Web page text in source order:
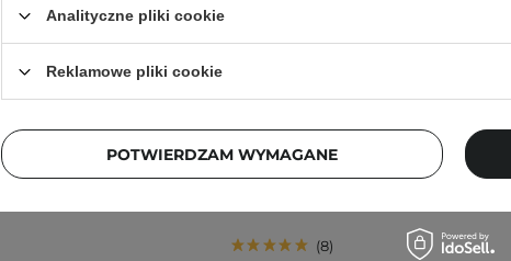
EQQUALBERRY - Bakuchiol
Plumping Capsule Cream -
Ujędrniająco-Nawilżający Krem do
8
Analityczne pliki cookie
Reklamowe pliki cookie
POTWIERDZAM WYMAGANE